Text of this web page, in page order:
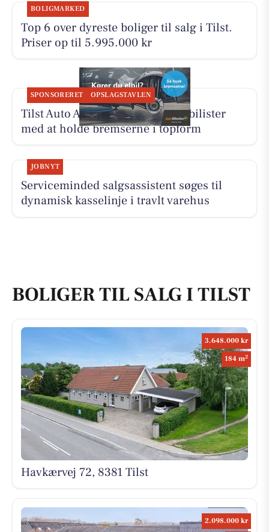
BOLIGMARKED
Top 6 over dyreste boliger til salg i Tilst.
Priser op til 5.995.000 kr
SPONSORERET OPSLAGSTAVLEN
Tilst Auto Aarhus ApS hjælper elbilister
med at holde bremserne i topform
JOBNYT
Serviceminded salgsassistent søges til
dynamisk kasselinje i travlt varehus
BOLIGER TIL SALG I TILST
3.648.000 kr
184 m2
Havkærvej 72, 8381 Tilst
2.098.000 kr